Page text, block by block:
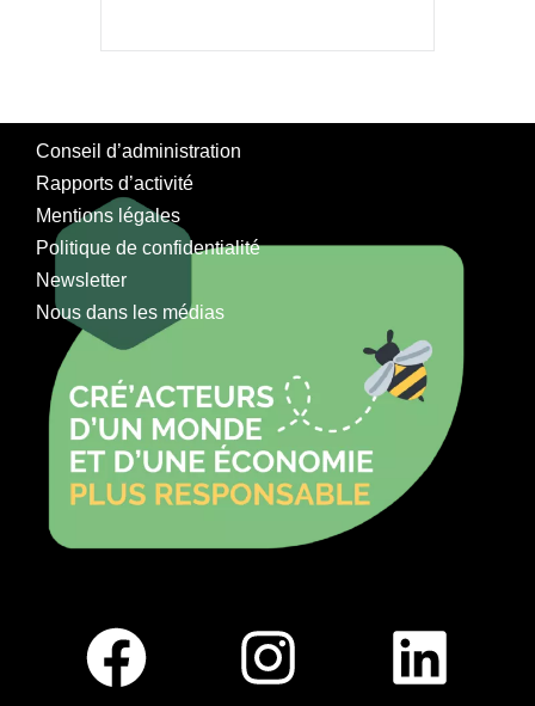
Conseil d’administration
Rapports d’activité
Mentions légales
Politique de confidentialité
Newsletter
Nous dans les médias